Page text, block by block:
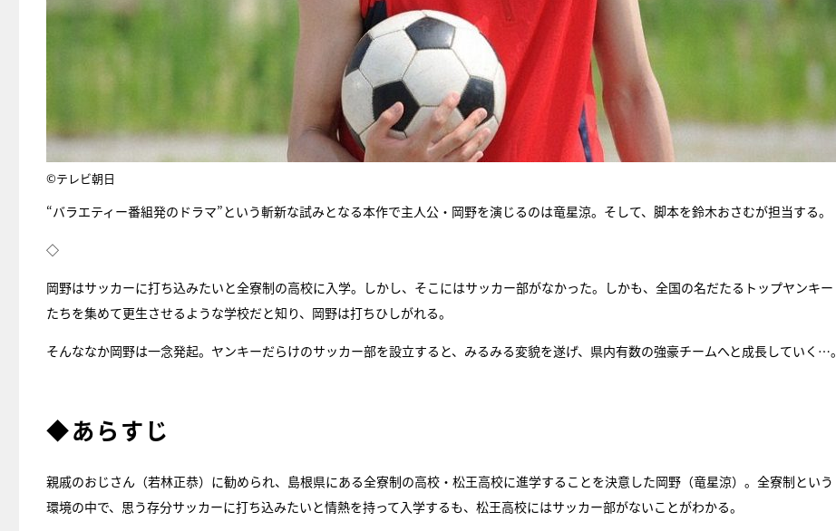
©テレビ朝日
“バラエティー番組発のドラマ”という斬新な試みとなる本作で主人公・岡野を演じるのは竜星涼。そして、脚本を鈴木おさむが担当する。
◇
岡野はサッカーに打ち込みたいと全寮制の高校に入学。しかし、そこにはサッカー部がなかった。しかも、全国の名だたるトップヤンキー
たちを集めて更生させるような学校だと知り、岡野は打ちひしがれる。
そんななか岡野は一念発起。ヤンキーだらけのサッカー部を設立すると、みるみる変貌を遂げ、県内有数の強豪チームへと成長していく…。
◆あらすじ
親戚のおじさん（若林正恭）に勧められ、島根県にある全寮制の高校・松王高校に進学することを決意した岡野（竜星涼）。全寮制という
環境の中で、思う存分サッカーに打ち込みたいと情熱を持って入学するも、松王高校にはサッカー部がないことがわかる。